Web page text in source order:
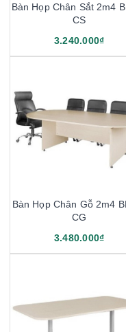
Bàn Họp Chân Sắt 2m4
CS
3.240.000₫
Bàn Họp Chân Gỗ 2m4
CG
3.480.000₫